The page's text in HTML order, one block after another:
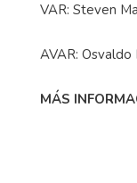
VAR: Steven
AVAR: Osvaldo
MÁS